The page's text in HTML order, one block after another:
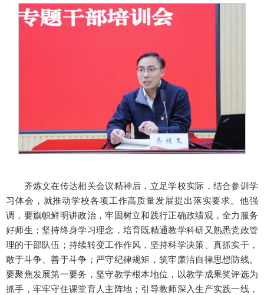
齐炼文在传达相关会议精神后，立足学校实际，结合参训学
习体会，就推动学校各项工作高质量发展提出落实要求。他强
调，要旗帜鲜明讲政治，牢固树立和践行正确政绩观，全力服务
好师生；坚持终身学习理念，培育既精通教学科研又熟悉党政管
理的干部队伍；持续转变工作作风，坚持科学决策、真抓实干，
敢于斗争、善于斗争；严守纪律规矩，筑牢廉洁自律思想防线。
要聚焦发展第一要务，坚守教学根本地位，以教学成果奖评选为
抓手，牢牢守住课堂育人主阵地；引导教师深入生产实践一线，